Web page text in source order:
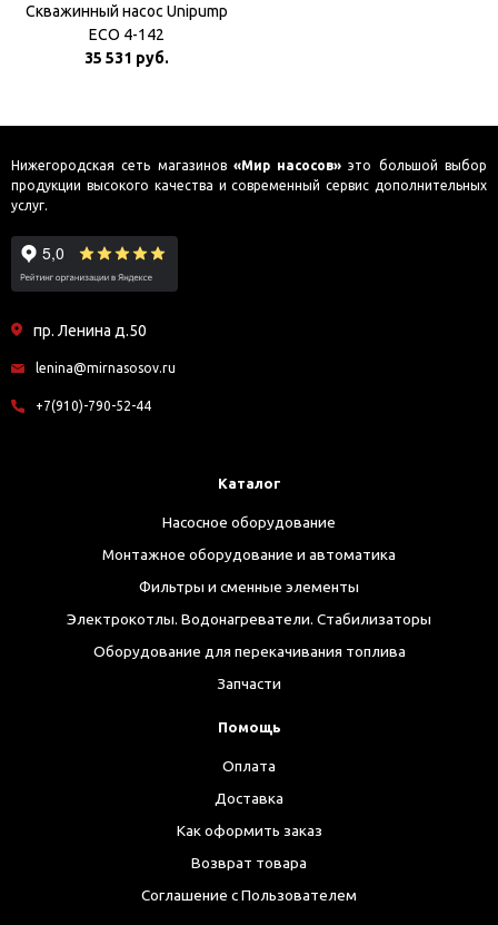
Скважинный насос Unipump
ECO 4-142
35 531 руб.
Нижегородская сеть магазинов «Мир насосов» это большой выбор
продукции высокого качества и современный сервис дополнительных
услуг.
пр. Ленина д.50
lenina@mirnasosov.ru
+7(910)-790-52-44
Каталог
Насосное оборудование
Монтажное оборудование и автоматика
Фильтры и сменные элементы
Электрокотлы. Водонагреватели. Стабилизаторы
Оборудование для перекачивания топлива
Запчасти
Помощь
Оплата
Доставка
Как оформить заказ
Возврат товара
Соглашение с Пользователем